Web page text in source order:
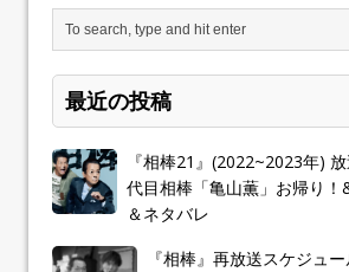
最近の投稿
『相棒21』(2022~2023年)
代目相棒「亀山薫」お帰り！
＆ネタバレ
『相棒』再放送スケジュ